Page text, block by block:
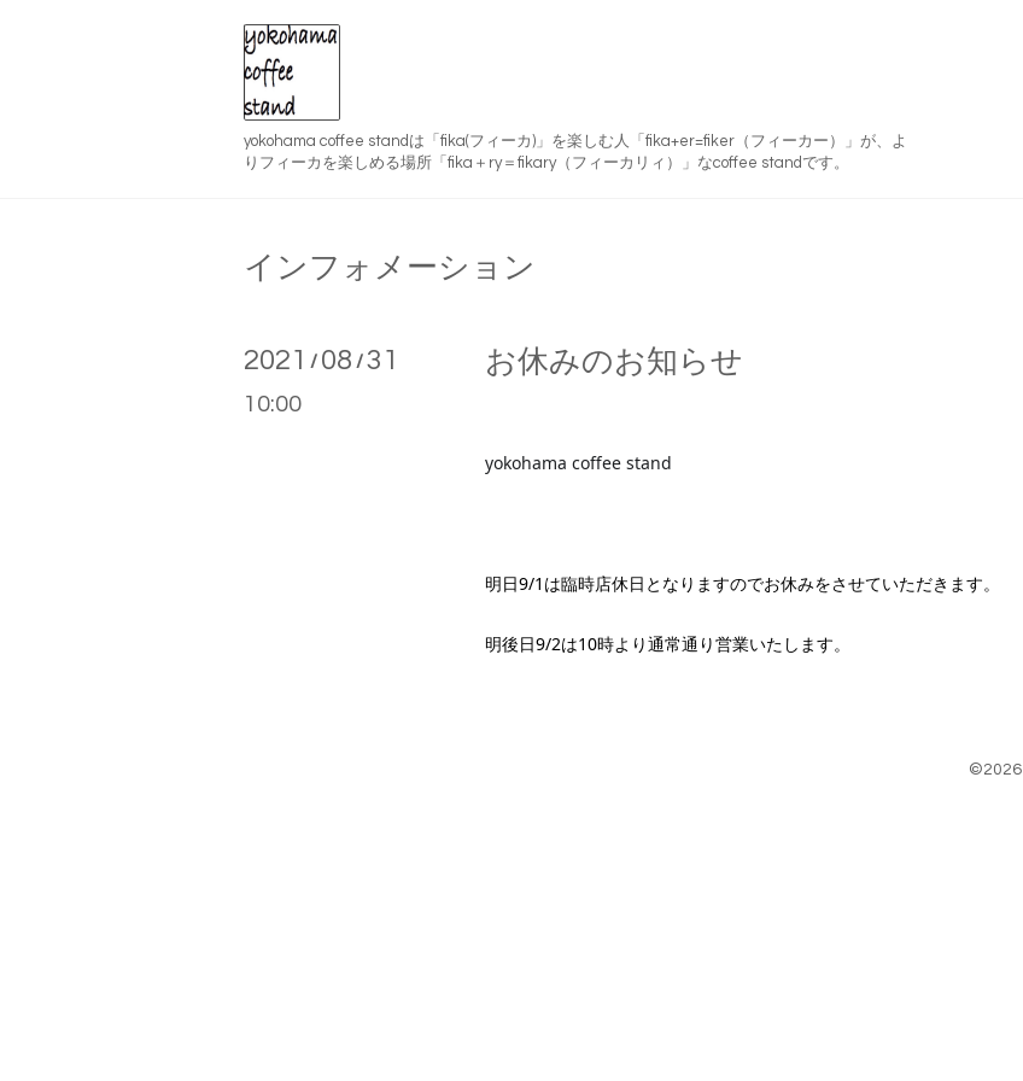
yokohama coffee standは「fika(フィーカ)」を楽しむ人「fika+er=fiker（フィーカー）」が、よ
りフィーカを楽しめる場所「fika＋ry＝fikary（フィーカリィ）」なcoffee standです。
インフォメーション
2021 / 08 /31
10:00
お休みのお知らせ
yokohama coffee stand
明日9/1は臨時店休日となりますのでお休みをさせていただきます。
明後日9/2は10時より通常通り営業いたします。
©2026